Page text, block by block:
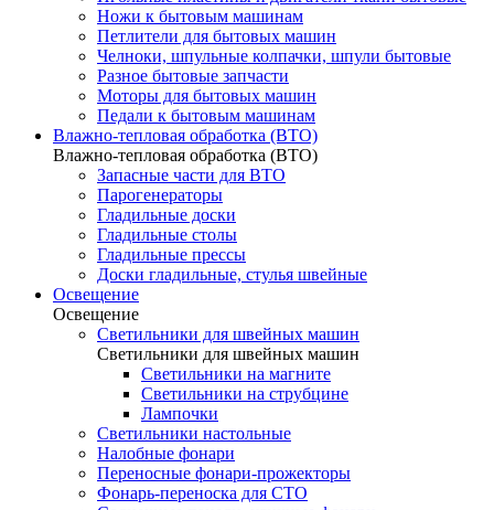
Ножи к бытовым машинам
Петлители для бытовых машин
Челноки, шпульные колпачки, шпули бытовые
Разное бытовые запчасти
Моторы для бытовых машин
Педали к бытовым машинам
Влажно-тепловая обработка (ВТО)
Влажно-тепловая обработка (ВТО)
Запасные части для ВТО
Парогенераторы
Гладильные доски
Гладильные столы
Гладильные прессы
Доски гладильные, стулья швейные
Освещение
Освещение
Светильники для швейных машин
Светильники для швейных машин
Светильники на магните
Светильники на струбцине
Лампочки
Светильники настольные
Налобные фонари
Переносные фонари-прожекторы
Фонарь-переноска для СТО